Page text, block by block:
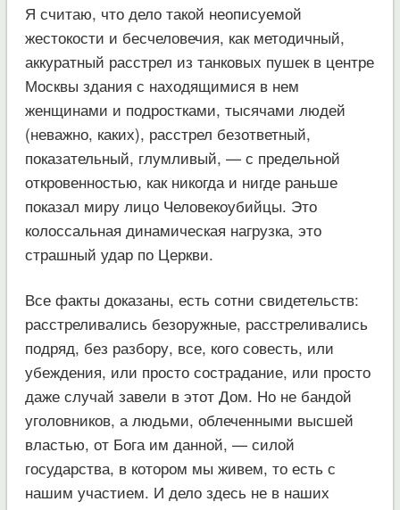
Я считаю, что дело такой неописуемой
жестокости и бесчеловечия, как методичный,
аккуратный расстрел из танковых пушек в центре
Москвы здания с находящимися в нем
женщинами и подростками, тысячами людей
(неважно, каких), расстрел безответный,
показательный, глумливый, — с предельной
откровенностью, как никогда и нигде раньше
показал миру лицо Человекоубийцы. Это
колоссальная динамическая нагрузка, это
страшный удар по Церкви.
Все факты доказаны, есть сотни свидетельств:
расстреливались безоружные, расстреливались
подряд, без разбору, все, кого совесть, или
убеждения, или просто сострадание, или просто
даже случай завели в этот Дом. Но не бандой
уголовников, а людьми, облеченными высшей
властью, от Бога им данной, — силой
государства, в котором мы живем, то есть с
нашим участием. И дело здесь не в наших